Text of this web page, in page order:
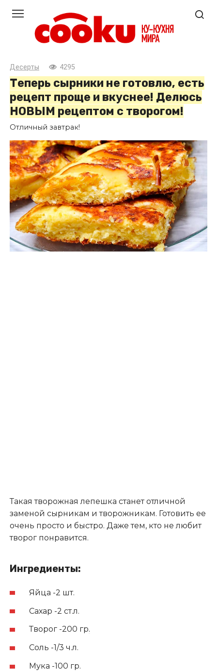
контенту
Десерты 4295
Теперь сырники не готовлю, есть
рецепт проще и вкуснее! Делюсь
НОВЫМ рецептом с творогом!
Отличный завтрак!
Такая творожная лепешка станет отличной
заменой сырникам и творожникам. Готовить ее
очень просто и быстро. Даже тем, кто не любит
творог понравится.
Ингредиенты:
Яйца -2 шт.
Сахар -2 ст.л.
Творог -200 гр.
Соль -1/3 ч.л.
Мука -100 гр.